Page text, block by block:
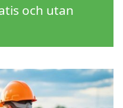
och utan